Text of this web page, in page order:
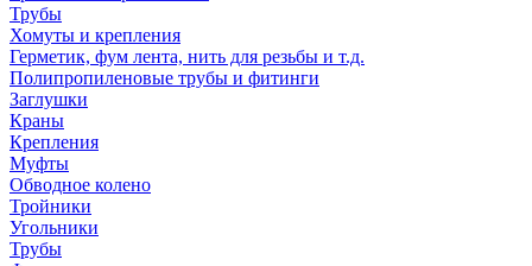
Трубы
Хомуты и крепления
Герметик, фум лента, нить для резьбы и т.д.
Полипропиленовые трубы и фитинги
Заглушки
Краны
Крепления
Муфты
Обводное колено
Тройники
Угольники
Трубы